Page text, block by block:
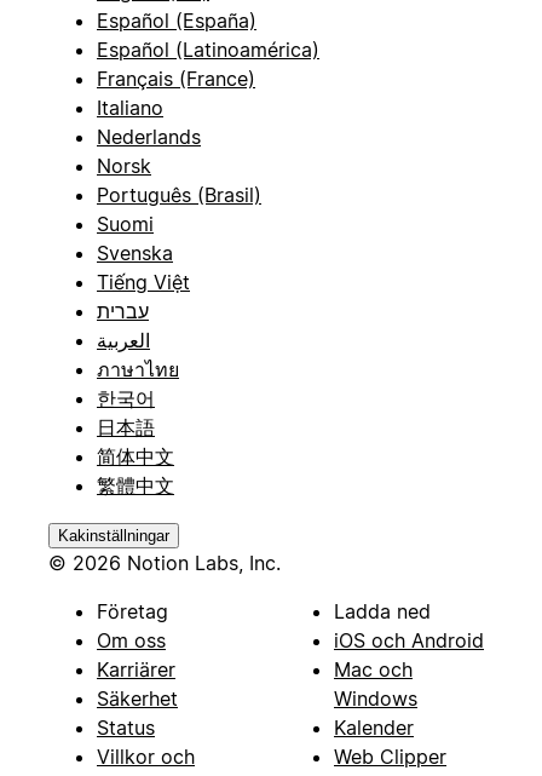
Español (España)
Español (Latinoamérica)
Français (France)
Italiano
Nederlands
Norsk
Português (Brasil)
Suomi
Svenska
Tiếng Việt
עברית
العربية
ภาษาไทย
한국어
日本語
简体中文
繁體中文
Kakinställningar
© 2026 Notion Labs, Inc.
Företag
Om oss
Karriärer
Säkerhet
Status
Villkor och
Ladda ned
iOS och Android
Mac och
Windows
Kalender
Web Clipper